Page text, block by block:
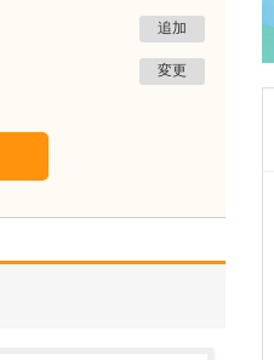
追加
変更
リニック
院長取材記事